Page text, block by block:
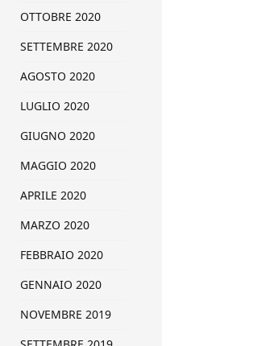
OTTOBRE 2020
SETTEMBRE 2020
AGOSTO 2020
LUGLIO 2020
GIUGNO 2020
MAGGIO 2020
APRILE 2020
MARZO 2020
FEBBRAIO 2020
GENNAIO 2020
NOVEMBRE 2019